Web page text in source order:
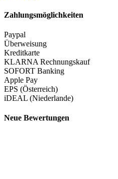
Zahlungsmöglichkeiten
Paypal
Überweisung
Kreditkarte
KLARNA Rechnungskauf
SOFORT Banking
Apple Pay
EPS (Österreich)
iDEAL (Niederlande)
Neue Bewertungen